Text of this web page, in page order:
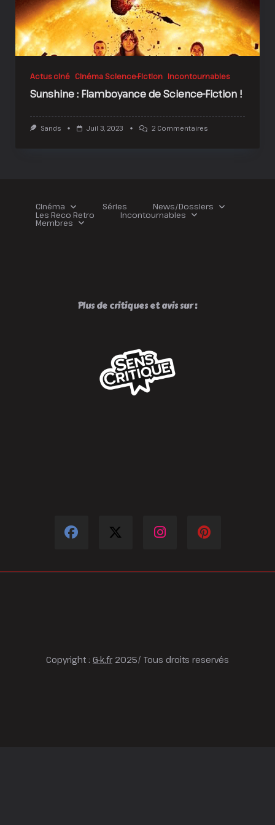
Actus ciné Cinéma Science-Fiction Incontournables
Sunshine : Flamboyance de Science-Fiction !
Sands Juil 3, 2023 2 CommentairesSur
Cinéma Séries News/Dossiers
Les Reco Retro Incontournables
Membres
Plus de critiques et avis sur :
Copyright : G-k.fr2025/ Tous droits reservés